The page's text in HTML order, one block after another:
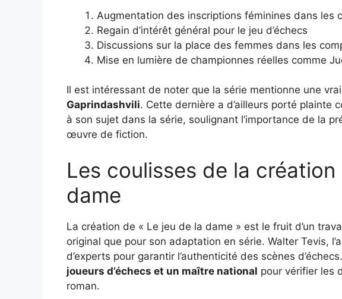
Augmentation des inscriptions féminines dans les
Regain d’intérêt général pour le jeu d’échecs
Discussions sur la place des femmes dans les
Mise en lumière de championnes réelles comme
Il est intéressant de noter que la série mentionne une
Gaprindashvili. Cette dernière a d’ailleurs porté plainte
à son sujet dans la série, soulignant l’importance de la
œuvre de fiction.
Les coulisses de la création
dame
La création de « Le jeu de la dame » est le fruit d’un
original que pour son adaptation en série. Walter Tevis,
d’experts pour garantir l’authenticité des scènes
joueurs d’échecs et un maître national pour vérifier les
roman.